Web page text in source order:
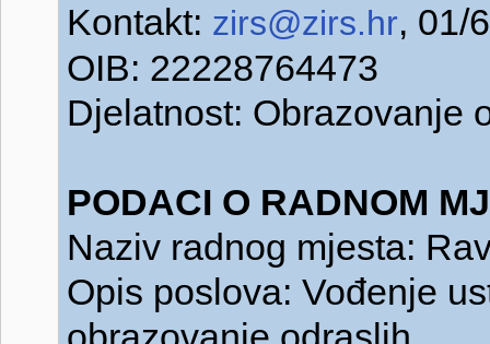
Kontakt: zirs@zirs.hr, 01/
OIB: 22228764473
Djelatnost: Obrazovanje
PODACI O RADNOM
Naziv radnog mjesta:
Opis poslova: Vođenje